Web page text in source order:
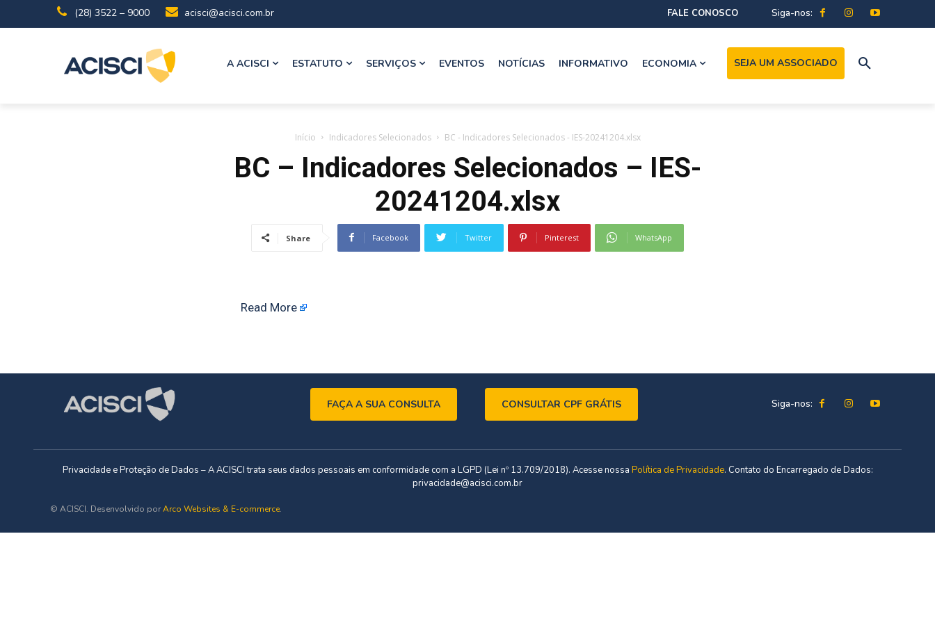
(28) 3522 – 9000 acisci@acisci.com.br FALE CONOSCO Siga-nos:
A ACISCI ESTATUTO SERVIÇOS EVENTOS NOTÍCIAS INFORMATIVO ECONOMIA SEJA UM ASSOCIADO
Início Indicadores Selecionados BC - Indicadores Selecionados - IES-20241204.xlsx
BC – Indicadores Selecionados – IES-
20241204.xlsx
Share Facebook Twitter Pinterest WhatsApp
Read More
FAÇA A SUA CONSULTA CONSULTAR CPF GRÁTIS Siga-nos:
Privacidade e Proteção de Dados – A ACISCI trata seus dados pessoais em conformidade com a LGPD (Lei nº 13.709/2018). Acesse nossa Política de Privacidade. Contato do Encarregado de Dados:
privacidade@acisci.com.br
© ACISCI. Desenvolvido porArco Websites & E-commerce.